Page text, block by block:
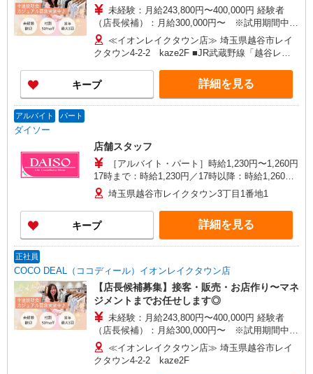
イクスピアリ店／イオンレイクタウン店／ジョイ
ナス店／テラスモール湘南店 タカシマヤ ゲートタ
ワーモール店／イオン大高SC店 なんばCITY店／
天王寺MIO店／阪神梅田本店／京都ポルタ店／阪
番街店／ミナモア広島店／博多阪急店／天神ソラ
リアプラザ店 ▽他、詳しくは備考をご参照くださ
い。
未経験：月給243,800円〜400,000円 経験者
（店長候補）：月給300,000円〜 ※試用期間中は
270,000円〜 ★固定残業手当：30,800円（月給に
含む） ※経験・能力考慮 ※固定残業時間は1ヶ月
あたり20時間、超過時は追加で残業手当支給 ※月
3万円まで交通費支給 ※試用期間（2〜3ヶ月）も
同条件 【手当】固定残業手当／資格手当／店舗職
制手当／住宅手当（実家外かつ賃貸の場合のみ別
≪イオンレイクタウン店≫ 埼玉県越谷市レイ
クタウン4-2-2 kaze2F ■JR武蔵野線「越谷レイ
キープ 詳細を見る
アルバイト パート
ダイソー
店舗スタッフ
［アルバイト・パート］時給1,230円〜1,260円
17時まで：時給1,230円／17時以降：時給1,260円
／土日祝：時給1,260円
埼玉県越谷市レイクタウン3丁目1番地1
キープ 詳細を見る
正社員
COCO DEAL（ココディール）イオンレイクタウン店
【店長候補募集】接客・販売・お店作り〜マネ
ジメントまでお任せします◎
未経験：月給243,800円〜400,000円 経験者
（店長候補）：月給300,000円〜 ※試用期間中は
270,000円〜 ★固定残業手当：30,800円（月給に
含む） ※経験・能力考慮 ※固定残業時間は1ヶ月
あたり20時間、超過時は追加で残業手当支給 ※月
≪イオンレイクタウン店≫ 埼玉県越谷市レイ
クタウン4-2-2 kaze2F